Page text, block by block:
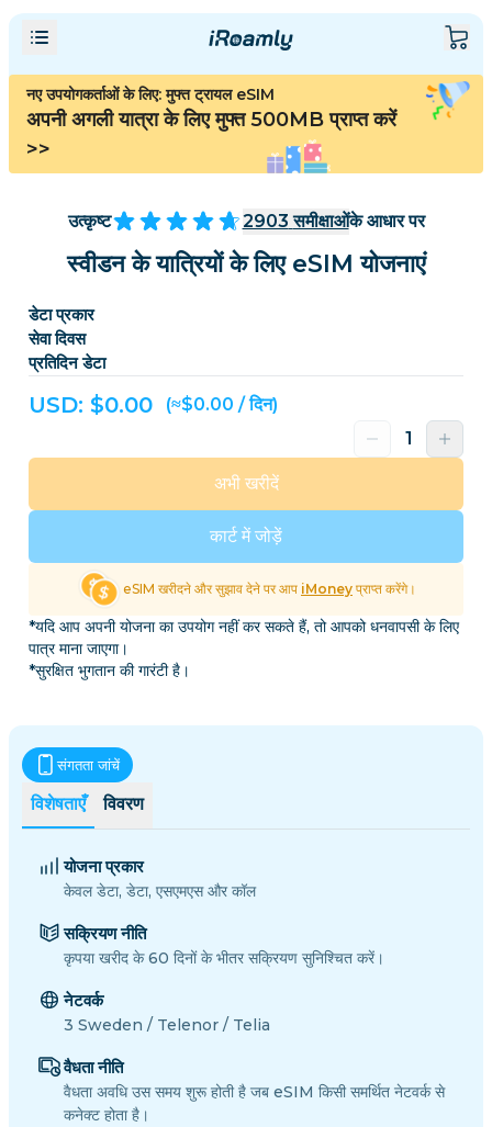
नए उपयोगकर्ताओं के लिए: मुफ्त ट्रायल eSIM
अपनी अगली यात्रा के लिए मुफ्त 500MB प्राप्त करें
>>
उत्कृष्ट 2903 समीक्षाओंके आधार पर
स्वीडन के यात्रियों के लिए eSIM योजनाएं
डेटा प्रकार
सेवा दिवस
प्रतिदिन डेटा
USD: $0.00 (≈$0.00 / दिन)
कार्ट में जोड़ें
अभी खरीदें
eSIM खरीदने और सुझाव देने पर आप iMoney प्राप्त करेंगे।
*यदि आप अपनी योजना का उपयोग नहीं कर सकते हैं, तो आपको धनवापसी के लिए
पात्र माना जाएगा।
*सुरक्षित भुगतान की गारंटी है।
विशेषताएँ विवरण
संगतता जांचें
योजना प्रकार
केवल डेटा, डेटा, एसएमएस और कॉल
सक्रियण नीति
कृपया खरीद के 60 दिनों के भीतर सक्रियण सुनिश्चित करें।
नेटवर्क
3 Sweden / Telenor / Telia
वैधता नीति
वैधता अवधि उस समय शुरू होती है जब eSIM किसी समर्थित नेटवर्क से
कनेक्ट होता है।